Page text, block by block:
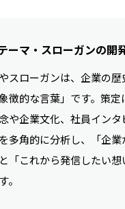
ーマ・スローガンの開
スローガンは、企業の
徴的な言葉」です。策定
や企業文化、社員イン
多角的に分析し、「企
「これから発信したい
。